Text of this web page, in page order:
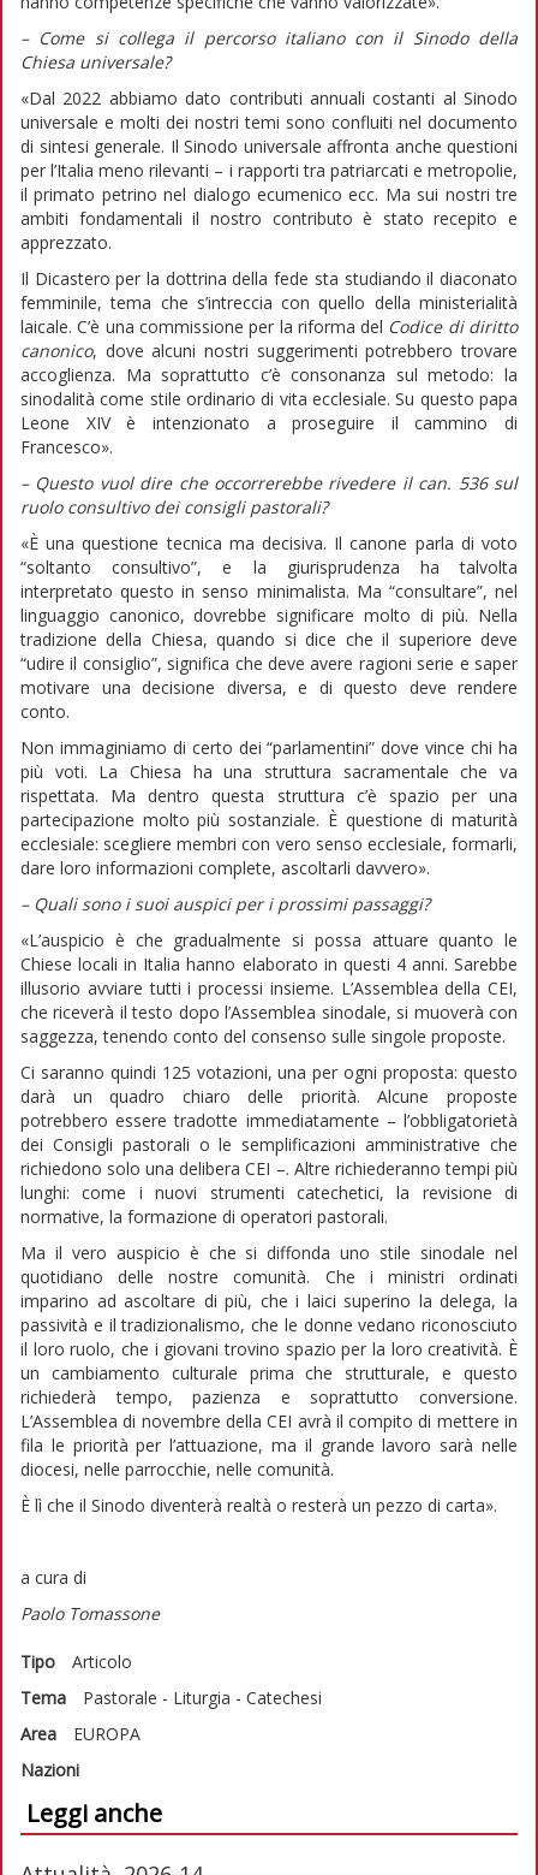
– Come si collega il percorso italiano con il Sinodo della
Chiesa universale?
«Dal 2022 abbiamo dato contributi annuali costanti al Sinodo
universale e molti dei nostri temi sono confluiti nel documento
di sintesi generale. Il Sinodo universale affronta anche questioni
per l’Italia meno rilevanti – i rapporti tra patriarcati e metropolie,
il primato petrino nel dialogo ecumenico ecc. Ma sui nostri tre
ambiti fondamentali il nostro contributo è stato recepito e
apprezzato.
Il Dicastero per la dottrina della fede sta studiando il diaconato
femminile, tema che s’intreccia con quello della ministerialità
laicale. C’è una commissione per la riforma del Codice di diritto
canonico, dove alcuni nostri suggerimenti potrebbero trovare
accoglienza. Ma soprattutto c’è consonanza sul metodo: la
sinodalità come stile ordinario di vita ecclesiale. Su questo papa
Leone XIV è intenzionato a proseguire il cammino di
Francesco».
– Questo vuol dire che occorrerebbe rivedere il can. 536 sul
ruolo consultivo dei consigli pastorali?
«È una questione tecnica ma decisiva. Il canone parla di voto
“soltanto consultivo”, e la giurisprudenza ha talvolta
interpretato questo in senso minimalista. Ma “consultare”, nel
linguaggio canonico, dovrebbe significare molto di più. Nella
tradizione della Chiesa, quando si dice che il superiore deve
“udire il consiglio”, significa che deve avere ragioni serie e saper
motivare una decisione diversa, e di questo deve rendere
conto.
Non immaginiamo di certo dei “parlamentini” dove vince chi ha
più voti. La Chiesa ha una struttura sacramentale che va
rispettata. Ma dentro questa struttura c’è spazio per una
partecipazione molto più sostanziale. È questione di maturità
ecclesiale: scegliere membri con vero senso ecclesiale, formarli,
dare loro informazioni complete, ascoltarli davvero».
– Quali sono i suoi auspici per i prossimi passaggi?
«L’auspicio è che gradualmente si possa attuare quanto le
Chiese locali in Italia hanno elaborato in questi 4 anni. Sarebbe
illusorio avviare tutti i processi insieme. L’Assemblea della CEI,
che riceverà il testo dopo l’Assemblea sinodale, si muoverà con
saggezza, tenendo conto del consenso sulle singole proposte.
Ci saranno quindi 125 votazioni, una per ogni proposta: questo
darà un quadro chiaro delle priorità. Alcune proposte
potrebbero essere tradotte immediatamente – l’obbligatorietà
dei Consigli pastorali o le semplificazioni amministrative che
richiedono solo una delibera CEI –. Altre richiederanno tempi più
lunghi: come i nuovi strumenti catechetici, la revisione di
normative, la formazione di operatori pastorali.
Ma il vero auspicio è che si diffonda uno stile sinodale nel
quotidiano delle nostre comunità. Che i ministri ordinati
imparino ad ascoltare di più, che i laici superino la delega, la
passività e il tradizionalismo, che le donne vedano riconosciuto
il loro ruolo, che i giovani trovino spazio per la loro creatività. È
un cambiamento culturale prima che strutturale, e questo
richiederà tempo, pazienza e soprattutto conversione.
L’Assemblea di novembre della CEI avrà il compito di mettere in
fila le priorità per l’attuazione, ma il grande lavoro sarà nelle
diocesi, nelle parrocchie, nelle comunità.
È lì che il Sinodo diventerà realtà o resterà un pezzo di carta».
a cura di
Paolo Tomassone
Tipo
Articolo
Tema
Pastorale - Liturgia - Catechesi
Area
EUROPA
Nazioni
Leggi anche